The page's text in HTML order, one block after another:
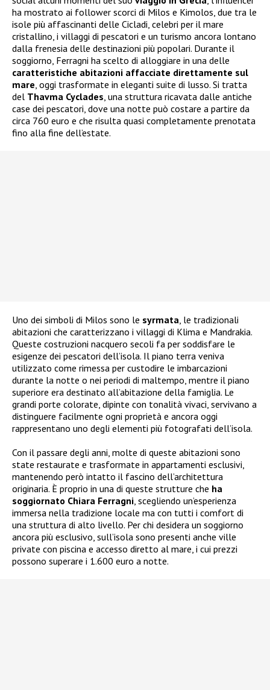
ha mostrato ai follower scorci di Milos e Kimolos, due tra le
isole più affascinanti delle Cicladi, celebri per il mare
cristallino, i villaggi di pescatori e un turismo ancora lontano
dalla frenesia delle destinazioni più popolari. Durante il
soggiorno, Ferragni ha scelto di alloggiare in una delle
caratteristiche abitazioni affacciate direttamente sul
mare, oggi trasformate in eleganti suite di lusso. Si tratta
del Thavma Cyclades, una struttura ricavata dalle antiche
case dei pescatori, dove una notte può costare a partire da
circa 760 euro e che risulta quasi completamente prenotata
fino alla fine dell’estate.
Uno dei simboli di Milos sono le syrmata, le tradizionali
abitazioni che caratterizzano i villaggi di Klima e Mandrakia.
Queste costruzioni nacquero secoli fa per soddisfare le
esigenze dei pescatori dell’isola. Il piano terra veniva
utilizzato come rimessa per custodire le imbarcazioni
durante la notte o nei periodi di maltempo, mentre il piano
superiore era destinato all’abitazione della famiglia. Le
grandi porte colorate, dipinte con tonalità vivaci, servivano a
distinguere facilmente ogni proprietà e ancora oggi
rappresentano uno degli elementi più fotografati dell’isola.
Con il passare degli anni, molte di queste abitazioni sono
state restaurate e trasformate in appartamenti esclusivi,
mantenendo però intatto il fascino dell’architettura
originaria. È proprio in una di queste strutture che ha
soggiornato Chiara Ferragni, scegliendo un’esperienza
immersa nella tradizione locale ma con tutti i comfort di
una struttura di alto livello. Per chi desidera un soggiorno
ancora più esclusivo, sull’isola sono presenti anche ville
private con piscina e accesso diretto al mare, i cui prezzi
possono superare i 1.600 euro a notte.